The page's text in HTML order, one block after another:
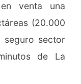
venta una
(20.000
seguro sector
de La